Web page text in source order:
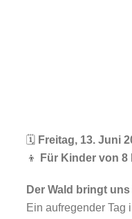
🗓 Freitag, 13. Juni
👦
Für Kinder von 8
Der Wald bringt
Ein aufregender Tag